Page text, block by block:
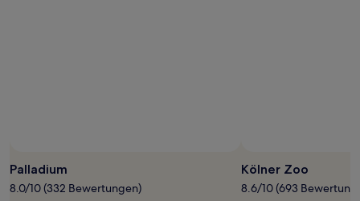
Bedingungen
gelten.
Palladium
8.0/10 (332 Bewertungen)
Kölner Zoo
8.6/10 (693